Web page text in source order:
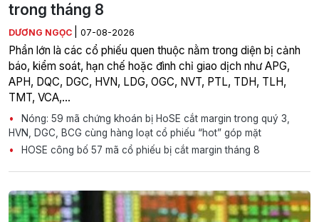
trong tháng 8
DƯƠNG NGỌC 07-08-2026
Phần lớn là các cổ phiếu quen thuộc nằm trong diện bị cảnh
báo, kiểm soát, hạn chế hoặc đình chỉ giao dịch như APG,
APH, DQC, DGC, HVN, LDG, OGC, NVT, PTL, TDH, TLH,
TMT, VCA,…
Nóng: 59 mã chứng khoán bị HoSE cắt margin trong quý 3,
HVN, DGC, BCG cùng hàng loạt cổ phiếu “hot” góp mặt
HOSE công bố 57 mã cổ phiếu bị cắt margin tháng 8